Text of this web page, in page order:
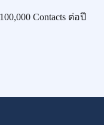
Contacts ต่อปี